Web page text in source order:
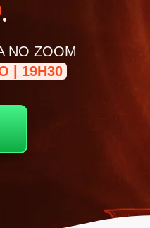
.
NO ZOOM
| 19H30